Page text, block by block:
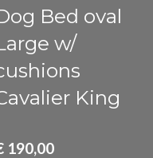
Bed oval
w/
King
190,00